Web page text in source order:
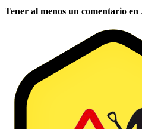
Tener al menos un comentario